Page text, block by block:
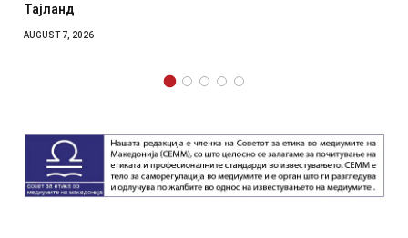
Тајланд
AUGUST 7, 2026